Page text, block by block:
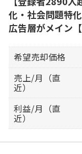
化・社会問題特
広告層がメイン
希望売却価格
売上/月（直
近）
利益/月（直
近）